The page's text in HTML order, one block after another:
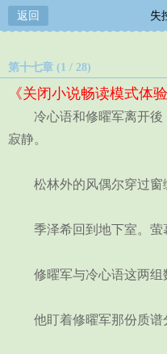
返回 失
第十七章 (1 / 28)
《关闭小说畅读模式体验
冷心语和修曜军离开後
寂静。
松林外的风偶尔穿过窗
季泽希回到地下室。萤
修曜军与冷心语这两组
他盯着修曜军那份质谱